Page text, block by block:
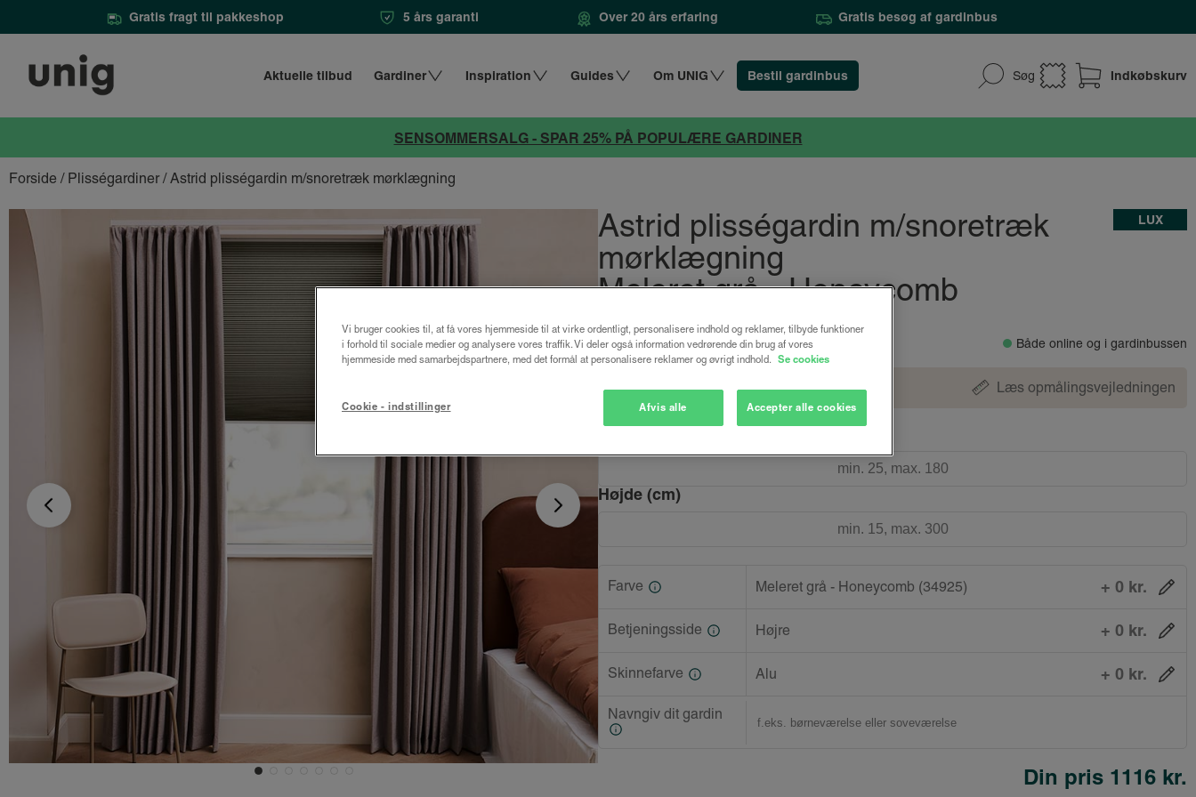
Gratis fragt til pakkeshop 5 års garanti Over 20 års erfaring Gratis besøg af gardinbus
Søg Indkøbskurv
Aktuelle tilbud Gardiner Inspiration Guides Om UNIG Bestil gardinbus
SENSOMMERSALG - SPAR 25% PÅ POPULÆRE GARDINER
Forside / Plisségardiner/ Astrid plisségardin m/snoretræk mørklægning
Astrid plisségardin m/snoretræk
mørklægning
Meleret grå - Honeycomb
LUX
fra1116 kr. Både online og i gardinbussen
Design dit gardin Læs opmålingsvejledningen
Højde (cm)
Farve Meleret grå - Honeycomb (34925) + 0 kr.
Betjeningsside Højre + 0 kr.
Skinnefarve Alu + 0 kr.
Navngiv dit gardin
Din pris 1116 kr.
Vi bruger cookies til, at få vores hjemmeside til at virke ordentligt, personalisere indhold og reklamer, tilbyde funktioner
i forhold til sociale medier og analysere vores traffik. Vi deler også information vedrørende din brug af vores
hjemmeside med samarbejdspartnere, med det formål at personalisere reklamer og øvrigt indhold. Se cookies
Cookie - indstillinger Afvis alle Accepter alle cookies